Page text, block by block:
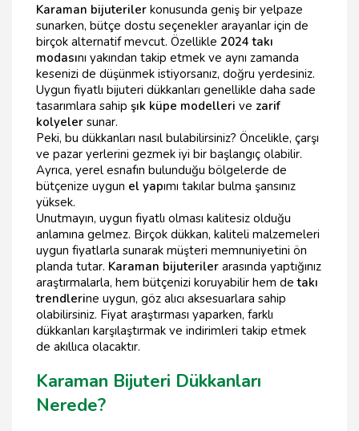
Karaman bijuteriler konusunda geniş bir yelpaze
sunarken, bütçe dostu seçenekler arayanlar için de
birçok alternatif mevcut. Özellikle 2024 takı
modasını yakından takip etmek ve aynı zamanda
kesenizi de düşünmek istiyorsanız, doğru yerdesiniz.
Uygun fiyatlı bijuteri dükkanları genellikle daha sade
tasarımlara sahip şık küpe modelleri ve zarif
kolyeler sunar.
Peki, bu dükkanları nasıl bulabilirsiniz? Öncelikle, çarşı
ve pazar yerlerini gezmek iyi bir başlangıç olabilir.
Ayrıca, yerel esnafın bulunduğu bölgelerde de
bütçenize uygun el yapımı takılar bulma şansınız
yüksek.
Unutmayın, uygun fiyatlı olması kalitesiz olduğu
anlamına gelmez. Birçok dükkan, kaliteli malzemeleri
uygun fiyatlarla sunarak müşteri memnuniyetini ön
planda tutar. Karaman bijuteriler arasında yaptığınız
araştırmalarla, hem bütçenizi koruyabilir hem detakı
trendlerine uygun, göz alıcı aksesuarlara sahip
olabilirsiniz. Fiyat araştırması yaparken, farklı
dükkanları karşılaştırmak ve indirimleri takip etmek
de akıllıca olacaktır.
Karaman Bijuteri Dükkanları
Nerede?